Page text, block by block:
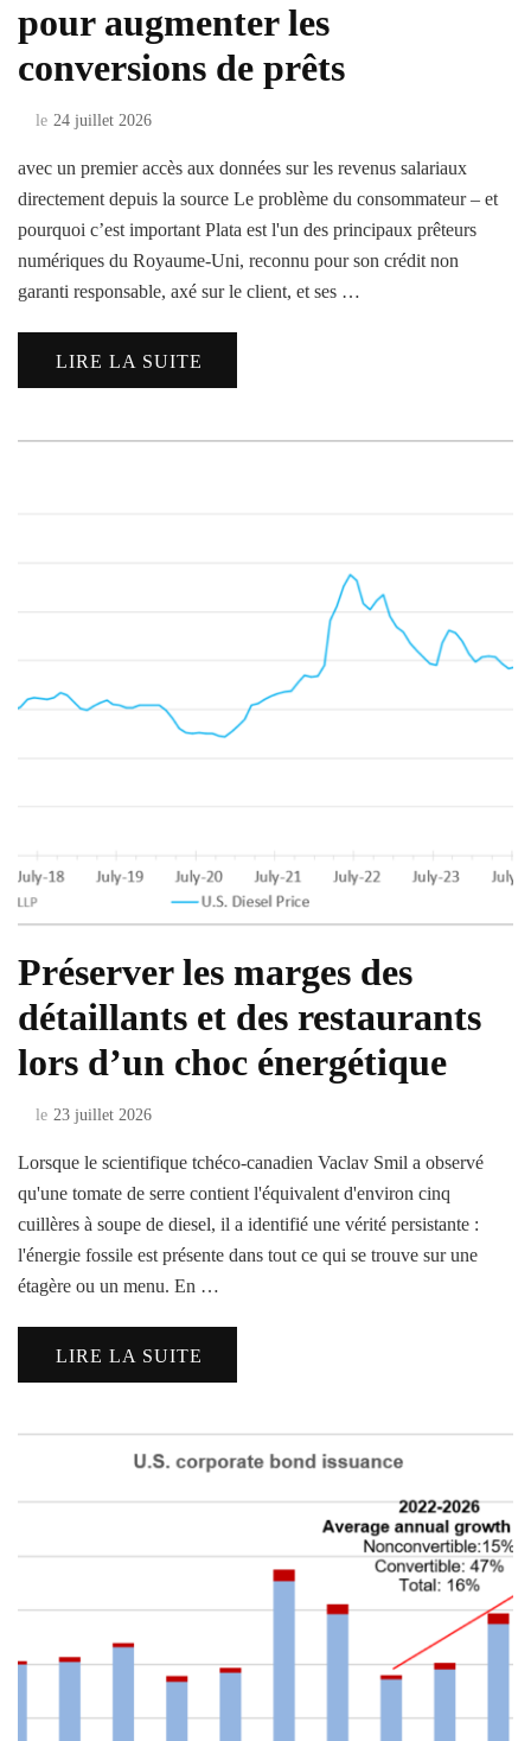
pour augmenter les
conversions de prêts
le 24 juillet 2026
avec un premier accès aux données sur les revenus salariaux
directement depuis la source Le problème du consommateur – et
pourquoi c’est important Plata est l'un des principaux prêteurs
numériques du Royaume-Uni, reconnu pour son crédit non
garanti responsable, axé sur le client, et ses …
LIRE LA SUITE
Préserver les marges des
détaillants et des restaurants
lors d’un choc énergétique
le 23 juillet 2026
Lorsque le scientifique tchéco-canadien Vaclav Smil a observé
qu'une tomate de serre contient l'équivalent d'environ cinq
cuillères à soupe de diesel, il a identifié une vérité persistante :
l'énergie fossile est présente dans tout ce qui se trouve sur une
étagère ou un menu. En …
LIRE LA SUITE